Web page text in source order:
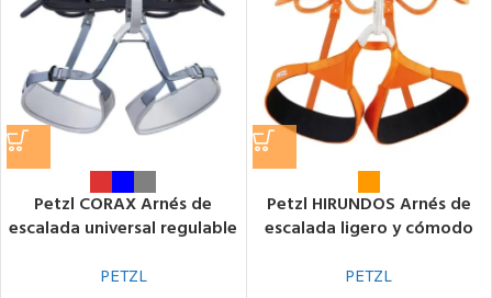
Petzl CORAX Arnés de
escalada universal regulable
PETZL
Petzl HIRUNDOS Arnés de
escalada ligero y cómodo
PETZL